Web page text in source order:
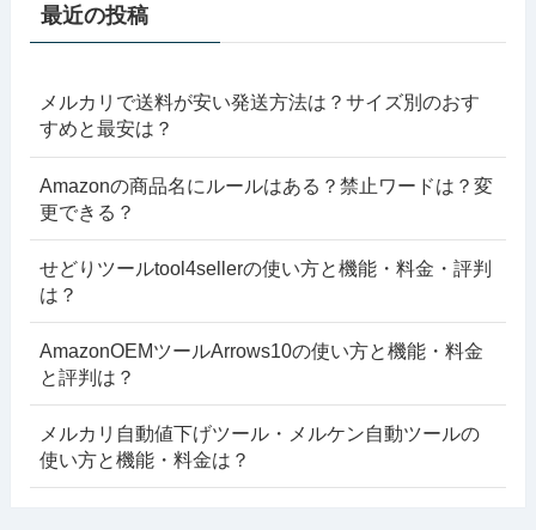
最近の投稿
メルカリで送料が安い発送方法は？サイズ別のおす
すめと最安は？
Amazonの商品名にルールはある？禁止ワードは？変
更できる？
せどりツールtool4sellerの使い方と機能・料金・評判
は？
AmazonOEMツールArrows10の使い方と機能・料金
と評判は？
メルカリ自動値下げツール・メルケン自動ツールの
使い方と機能・料金は？